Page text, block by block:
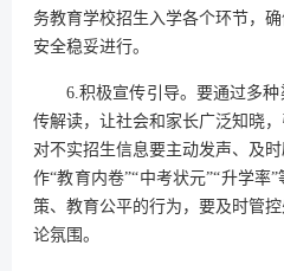
务教育学校招生入学各个环节，
安全稳妥进行。
6.积极宣传引导。要通过多
传解读，让社会和家长广泛知晓
对不实招生信息要主动发声、及
作“教育内卷”“中考状元”“升学率
策、教育公平的行为，要及时管
论氛围。